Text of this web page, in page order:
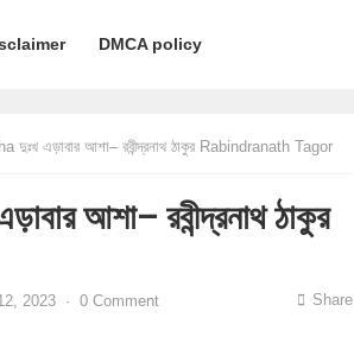
DMCA policy
এড়াবার আশা– রবীন্দ্রনাথ ঠাকুর Rabindranath Tagor
আশা– রবীন্দ্রনাথ ঠাকুর
2023 · 0 Comment Share